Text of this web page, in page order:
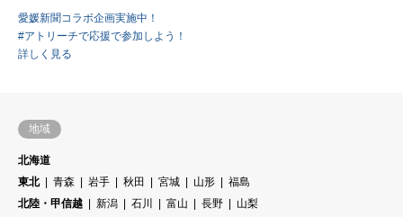
愛媛新聞コラボ企画実施中！
#アトリーチで応援で参加しよう！
詳しく見る
地域
北海道
東北
青森 岩手 秋田 宮城 山形
福島
北陸・甲信越
新潟 石川 富山 長野
山梨